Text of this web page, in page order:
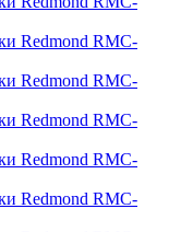
Redmond RMC-
Redmond RMC-
Redmond RMC-
Redmond RMC-
Redmond RMC-